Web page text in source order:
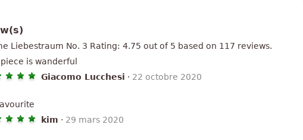
Liebestraum No. 3 Rating: 4.75 out of 5 based on 117 reviews.
is wanderful
Giacomo Lucchesi · 22 octobre 2020
kim · 29 mars 2020